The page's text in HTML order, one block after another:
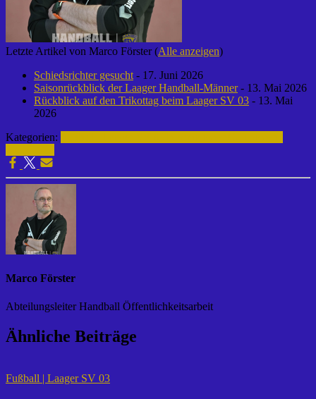
Letzte Artikel von Marco Förster(Alle anzeigen)
Schiedsrichter gesucht - 17. Juni 2026
Saisonrückblick der Laager Handball-Männer- 13. Mai 2026
Rückblick auf den Trikottag beim Laager SV 03 - 13. Mai
2026
Kategorien:
Marco Förster
Abteilungsleiter Handball Öffentlichkeitsarbeit
Ähnliche Beiträge
Fußball | Laager SV 03